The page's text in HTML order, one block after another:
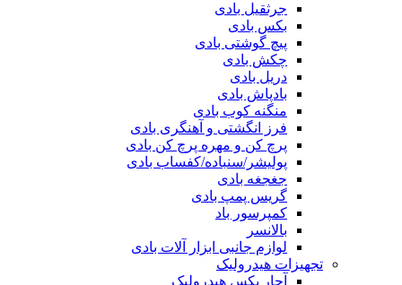
جرثقیل بادی
بکس بادی
پیچ گوشتی بادی
چکش بادی
دریل بادی
بادپاش بادی
منگنه کوب بادی
فرز انگشتی و آهنگری بادی
پرچ کن و مهره پرچ کن بادی
پولیشر/سنباده/کفساب بادی
جغجغه بادی
گریس پمپ بادی
کمپرسور باد
بالانسر
لوازم جانبی ابزار آلات بادی
تجهیزات هیدرولیک
آچار بکس هیدرولیک